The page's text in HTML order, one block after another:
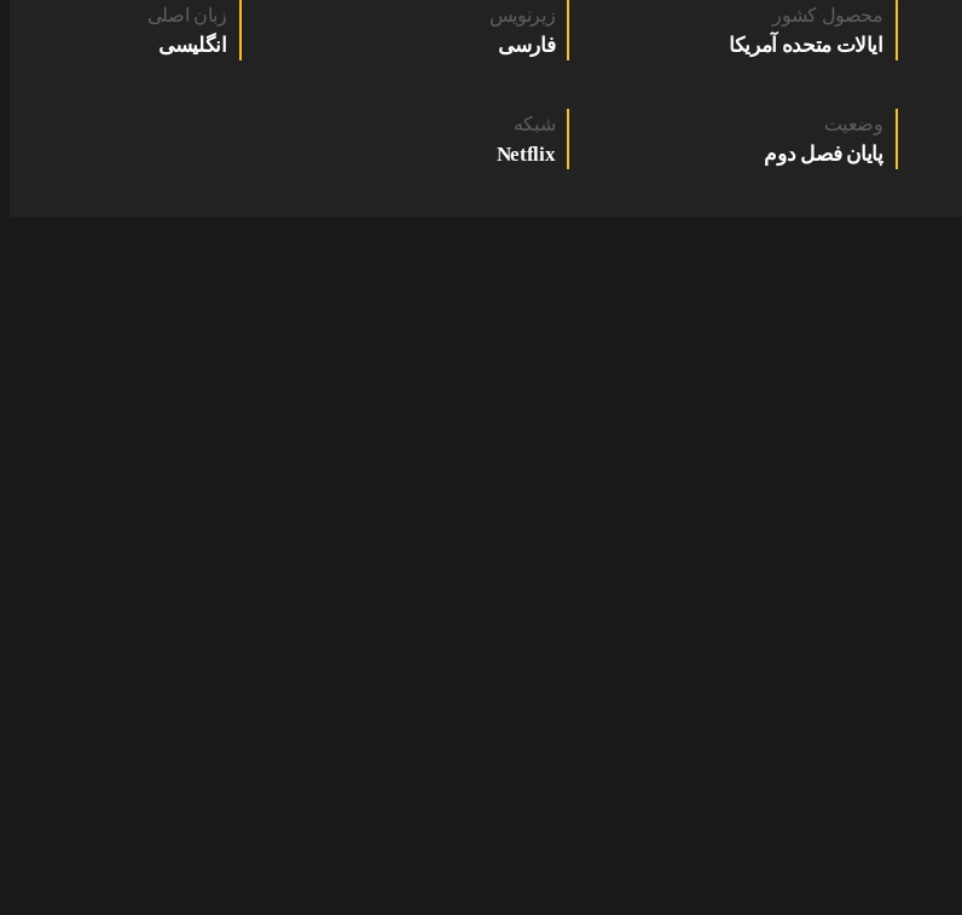
محصول کشور
ایالات متحده آمریکا
زیرنویس
فارسی
زبان اصلی
انگلیسی
وضعیت
پایان فصل دوم
شبکه
Netflix